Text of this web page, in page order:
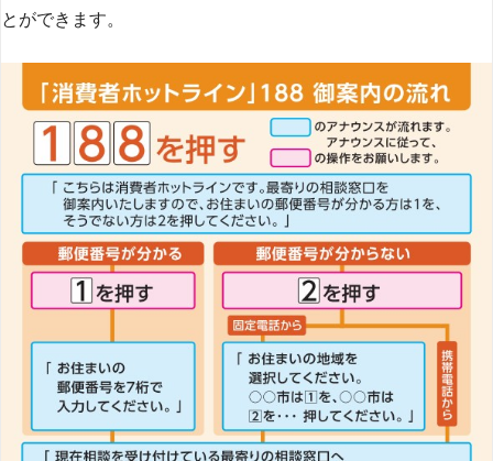
とができます​​。